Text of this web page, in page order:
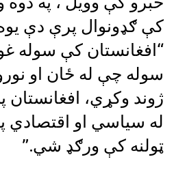
کې ګډونوال پرې دې
“افغانستان کې سوله
سوله چې له ځان او
ژوند وکړي، افغانستان
له سیاسي‌ او اقتصادي‌
ټولنه کې ورګډ شي.”